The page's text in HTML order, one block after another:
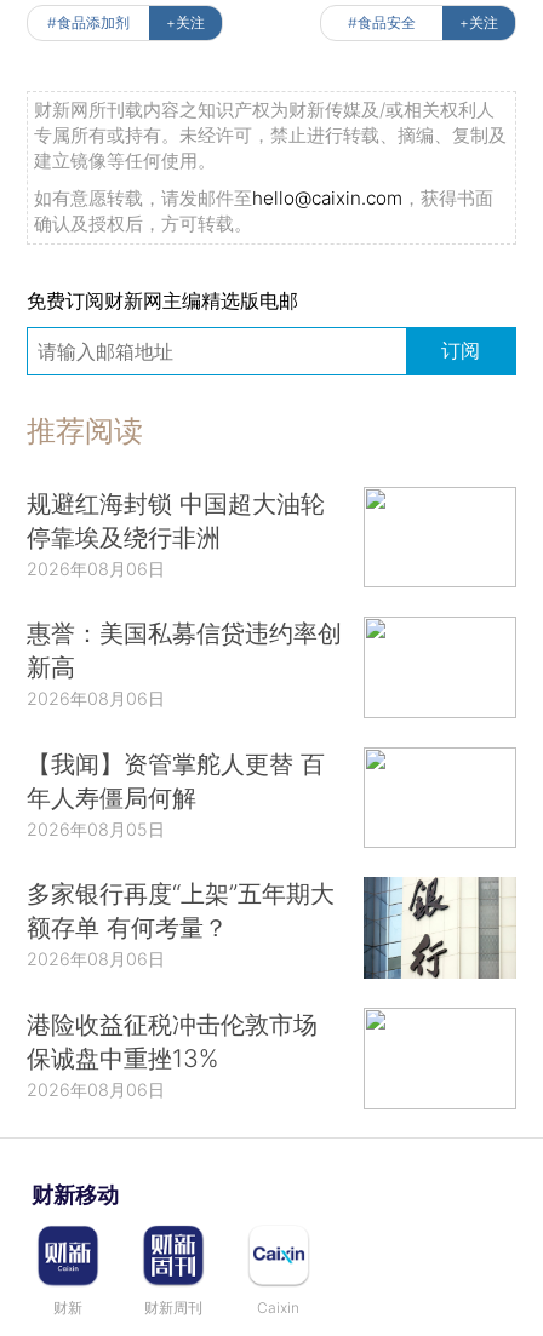
#食品添加剂 +关注 #食品安全 +关注
财新网所刊载内容之知识产权为财新传媒及/或相关权利人
专属所有或持有。未经许可，禁止进行转载、摘编、复制及
建立镜像等任何使用。
如有意愿转载，请发邮件至hello@caixin.com ，获得书面
确认及授权后，方可转载。
免费订阅财新网主编精选版电邮
订阅
推荐阅读
规避红海封锁 中国超大油轮
停靠埃及绕行非洲
2026年08月06日
惠誉：美国私募信贷违约率创
新高
2026年08月06日
【我闻】资管掌舵人更替 百
年人寿僵局何解
2026年08月05日
多家银行再度“上架”五年期大
额存单 有何考量？
2026年08月06日
港险收益征税冲击伦敦市场
保诚盘中重挫13%
2026年08月06日
财新移动
财新 财新周刊 Caixin